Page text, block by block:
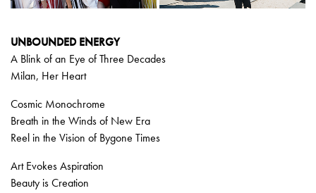
UNBOUNDED ENERGY
A Blink of an Eye of Three Decades
Milan, Her Heart
Cosmic Monochrome
Breath in the Winds of New Era
Reel in the Vision of Bygone Times
Art Evokes Aspiration
Beauty is Creation